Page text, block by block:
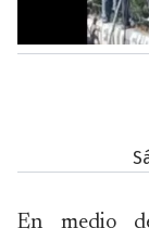
En medio